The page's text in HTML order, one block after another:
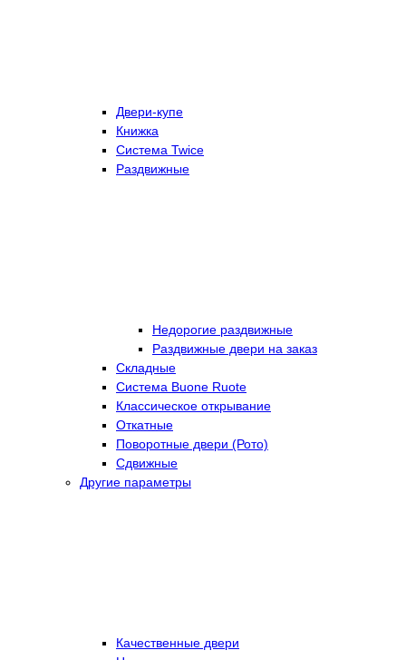
Двери-купе
Книжка
Система Twice
Раздвижные
Недорогие раздвижные
Раздвижные двери на заказ
Складные
Cистема Buone Ruote
Классическое открывание
Откатные
Поворотные двери (Рото)
Сдвижные
Другие параметры
Качественные двери